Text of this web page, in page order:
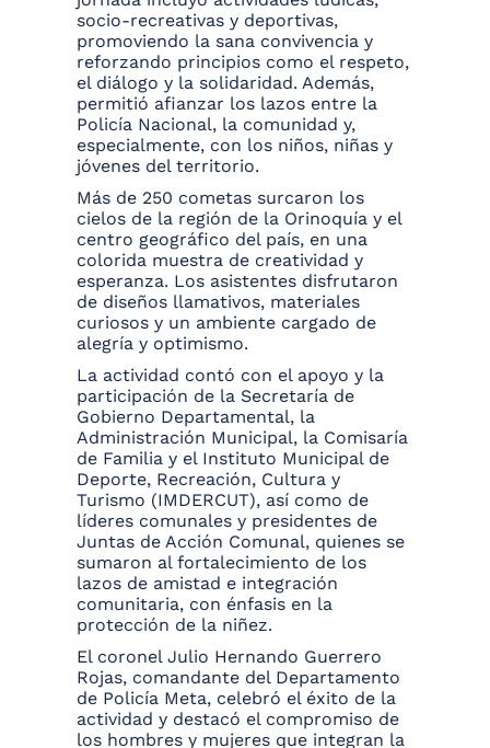
socio-recreativas y deportivas,
promoviendo la sana convivencia y
reforzando principios como el respeto,
el diálogo y la solidaridad. Además,
permitió afianzar los lazos entre la
Policía Nacional, la comunidad y,
especialmente, con los niños, niñas y
jóvenes del territorio.
Más de 250 cometas surcaron los
cielos de la región de la Orinoquía y el
centro geográfico del país, en una
colorida muestra de creatividad y
esperanza. Los asistentes disfrutaron
de diseños llamativos, materiales
curiosos y un ambiente cargado de
alegría y optimismo.
La actividad contó con el apoyo y la
participación de la Secretaría de
Gobierno Departamental, la
Administración Municipal, la Comisaría
de Familia y el Instituto Municipal de
Deporte, Recreación, Cultura y
Turismo (IMDERCUT), así como de
líderes comunales y presidentes de
Juntas de Acción Comunal, quienes se
sumaron al fortalecimiento de los
lazos de amistad e integración
comunitaria, con énfasis en la
protección de la niñez.
El coronel Julio Hernando Guerrero
Rojas, comandante del Departamento
de Policía Meta, celebró el éxito de la
actividad y destacó el compromiso de
los hombres y mujeres que integran la